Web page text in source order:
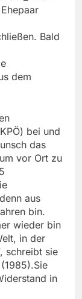
Bald
dem
bei und
das
vor Ort zu
aus
bin.
wieder bin
in der
schreibt sie
in